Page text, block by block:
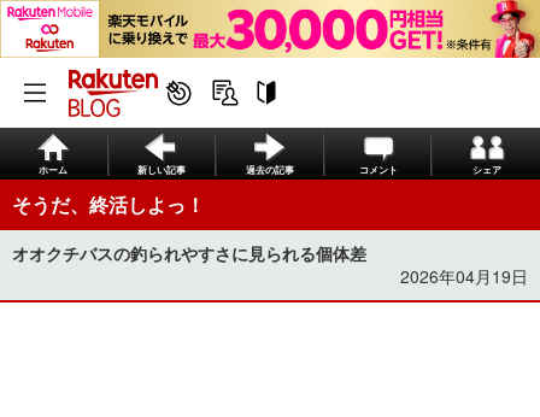
ホーム 新しい記事 過去の記事 コメント シェア
そうだ、終活しよっ！
オオクチバスの釣られやすさに見られる個体差
2026年04月19日